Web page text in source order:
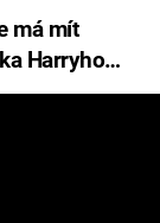
má mít
Harryho